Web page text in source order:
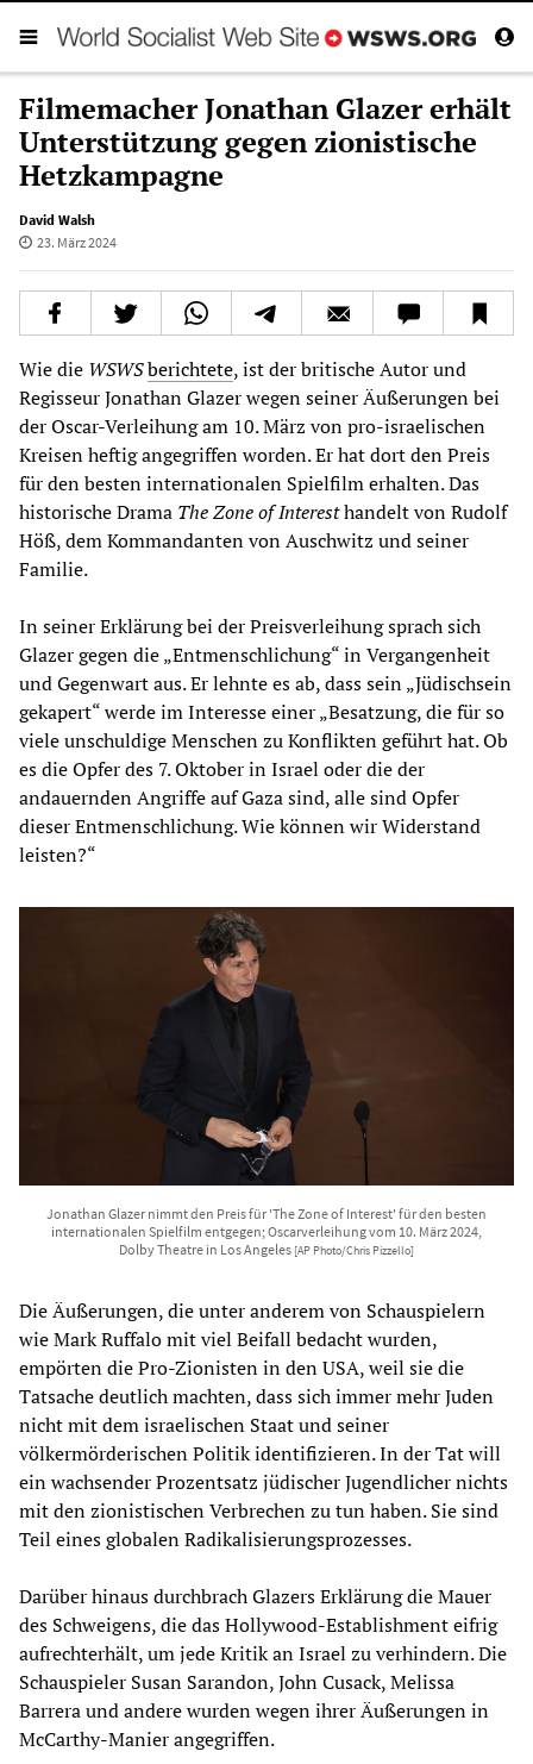
Filmemacher Jonathan Glazer erhält
Unterstützung gegen zionistische
Hetzkampagne
David Walsh
23. März 2024
Wie die WSWSberichtete, ist der britische Autor und
Regisseur Jonathan Glazer wegen seiner Äußerungen bei
der Oscar-Verleihung am 10. März von pro-israelischen
Kreisen heftig angegriffen worden. Er hat dort den Preis
für den besten internationalen Spielfilm erhalten. Das
historische Drama The Zone of Interesthandelt von Rudolf
Höß, dem Kommandanten von Auschwitz und seiner
Familie.
In seiner Erklärung bei der Preisverleihung sprach sich
Glazer gegen die „Entmenschlichung“ in Vergangenheit
und Gegenwart aus. Er lehnte es ab, dass sein „Jüdischsein
gekapert“ werde im Interesse einer „Besatzung, die für so
viele unschuldige Menschen zu Konflikten geführt hat. Ob
es die Opfer des 7. Oktober in Israel oder die der
andauernden Angriffe auf Gaza sind, alle sind Opfer
dieser Entmenschlichung. Wie können wir Widerstand
leisten?“
Jonathan Glazer nimmt den Preis für 'The Zone of Interest' für den besten
internationalen Spielfilm entgegen; Oscarverleihung vom 10. März 2024,
Dolby Theatre in Los Angeles [AP Photo/Chris Pizzello]
Die Äußerungen, die unter anderem von Schauspielern
wie Mark Ruffalo mit viel Beifall bedacht wurden,
empörten die Pro-Zionisten in den USA, weil sie die
Tatsache deutlich machten, dass sich immer mehr Juden
nicht mit dem israelischen Staat und seiner
völkermörderischen Politik identifizieren. In der Tat will
ein wachsender Prozentsatz jüdischer Jugendlicher nichts
mit den zionistischen Verbrechen zu tun haben. Sie sind
Teil eines globalen Radikalisierungsprozesses.
Darüber hinaus durchbrach Glazers Erklärung die Mauer
des Schweigens, die das Hollywood-Establishment eifrig
aufrechterhält, um jede Kritik an Israel zu verhindern. Die
Schauspieler Susan Sarandon, John Cusack, Melissa
Barrera und andere wurden wegen ihrer Äußerungen in
McCarthy-Manier angegriffen.